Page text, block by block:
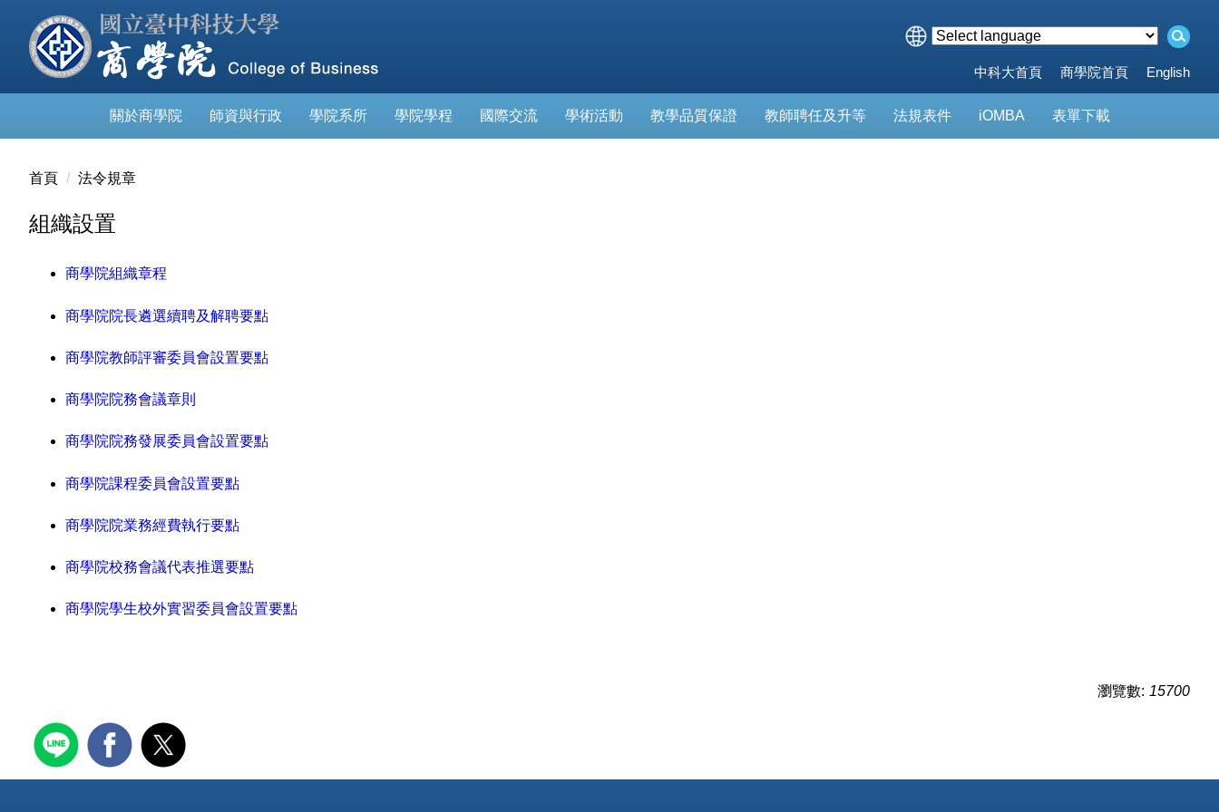
中科大首頁 商學院首頁 English
關於商學院 師資與行政 學院系所 學院學程 國際交流 學術活動 教學品質保證 教師聘任及升等 法規表件 iOMBA 表單下載
首頁 法令規章
組織設置
商學院組織章程
商學院院長遴選續聘及解聘要點
商學院教師評審委員會設置要點
商學院院務會議章則
商學院院務發展委員會設置要點
商學院課程委員會設置要點
商學院院業務經費執行要點
商學院校務會議代表推選要點
商學院學生校外實習委員會設置要點
瀏覽數: 15700